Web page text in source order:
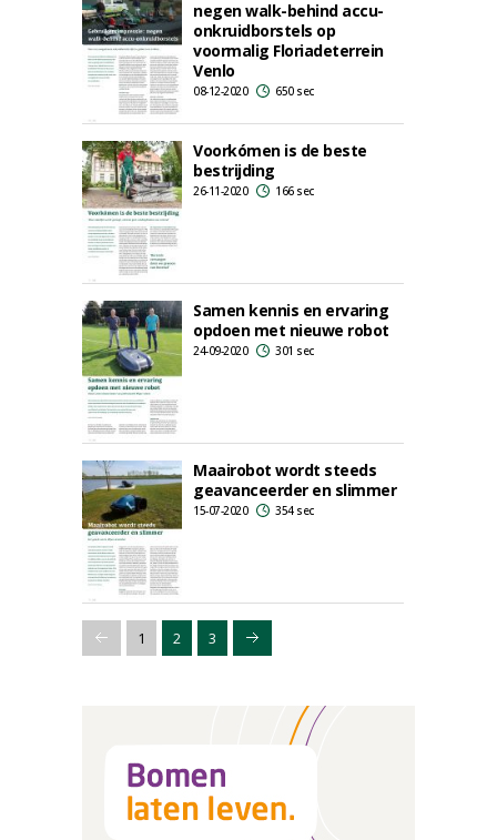
negen walk-behind accu-
onkruidborstels op
voormalig Floriadeterrein
Venlo
08-12-2020 650 sec
Voorkómen is de beste
bestrijding
26-11-2020 166 sec
Samen kennis en ervaring
opdoen met nieuwe robot
24-09-2020 301 sec
Maairobot wordt steeds
geavanceerder en slimmer
15-07-2020 354 sec
1 2 3